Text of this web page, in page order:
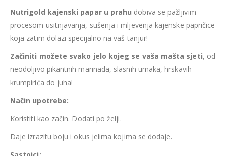
Nutrigold kajenski papar u prahu dobiva se pažljivim
procesom usitnjavanja, sušenja i mljevenja kajenske papričice
koja zatim dolazi specijalno na vaš tanjur!
Začiniti možete svako jelo kojeg se vaša mašta sjeti, od
neodoljivo pikantnih marinada, slasnih umaka, hrskavih
krumpirića do juha!
Način upotrebe:
Koristiti kao začin. Dodati po želji.
Daje izrazitu boju i okus jelima kojima se dodaje.